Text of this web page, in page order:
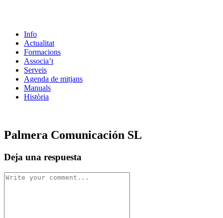
Info
Actualitat
Formacions
Associa’t
Serveis
Agenda de mitjans
Manuals
Història
Palmera Comunicación SL
Deja una respuesta